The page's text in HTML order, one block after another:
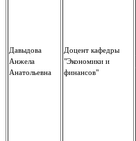
Давыдова
Анжела
Анатольевна
Доцент кафедры
"Экономики и
финансов"